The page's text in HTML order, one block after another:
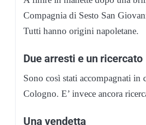
Compagnia di Sesto San
Tutti hanno origini napoletane.
Due arresti e un ricercato
Sono così stati accompagnati in
Cologno. E’ invece ancora
Una vendetta